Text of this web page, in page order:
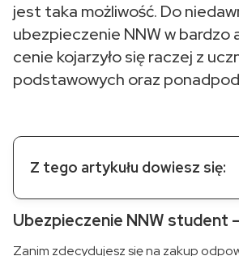
jest taka możliwość. Do
ubezpieczenie NNW w bardzo
cenie kojarzyło się raczej z
podstawowych oraz
Z tego artykułu dowiesz się:
Ubezpieczenie NNW student
Zanim zdecydujesz się na zakup